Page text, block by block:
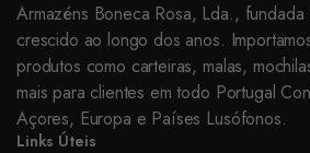
Armazéns Boneca Rosa, Lda.,
crescido ao longo dos anos.
produtos como carteiras, malas,
mais para clientes em todo Portugal
Açores, Europa e Países Lusófonos.
Links Úteis